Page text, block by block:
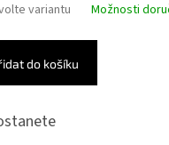
variantu Možnosti
do košíku